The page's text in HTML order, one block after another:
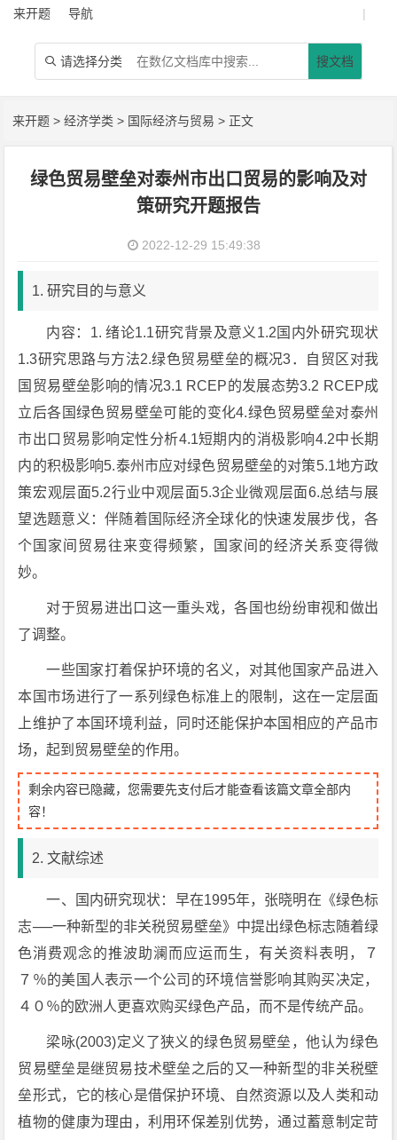
来开题 导航 |
 请选择分类 搜文档
来开题 >经济学类 > 国际经济与贸易 > 正文
绿色贸易壁垒对泰州市出口贸易的影响及对
策研究开题报告
2022-12-29 15:49:38
1. 研究目的与意义
内容：1. 绪论1.1研究背景及意义1.2国内外研究现状
1.3研究思路与方法2.绿色贸易壁垒的概况3．自贸区对我
国贸易壁垒影响的情况3.1 RCEP的发展态势3.2 RCEP成
立后各国绿色贸易壁垒可能的变化4.绿色贸易壁垒对泰州
市出口贸易影响定性分析4.1短期内的消极影响4.2中长期
内的积极影响5.泰州市应对绿色贸易壁垒的对策5.1地方政
策宏观层面5.2行业中观层面5.3企业微观层面6.总结与展
望选题意义：伴随着国际经济全球化的快速发展步伐，各
个国家间贸易往来变得频繁，国家间的经济关系变得微
妙。
对于贸易进出口这一重头戏，各国也纷纷审视和做出
了调整。
一些国家打着保护环境的名义，对其他国家产品进入
本国市场进行了一系列绿色标准上的限制，这在一定层面
上维护了本国环境利益，同时还能保护本国相应的产品市
场，起到贸易壁垒的作用。
剩余内容已隐藏，您需要先支付后才能查看该篇文章全部内
容！
2. 文献综述
一、国内研究现状：早在1995年，张晓明在《绿色标
志──一种新型的非关税贸易壁垒》中提出绿色标志随着绿
色消费观念的推波助澜而应运而生，有关资料表明，７
７％的美国人表示一个公司的环境信誉影响其购买决定，
４０％的欧洲人更喜欢购买绿色产品，而不是传统产品。
梁咏(2003)定义了狭义的绿色贸易壁垒，他认为绿色
贸易壁垒是继贸易技术壁垒之后的又一种新型的非关税壁
垒形式，它的核心是借保护环境、自然资源以及人类和动
植物的健康为理由，利用环保差别优势，通过蓄意制定苛